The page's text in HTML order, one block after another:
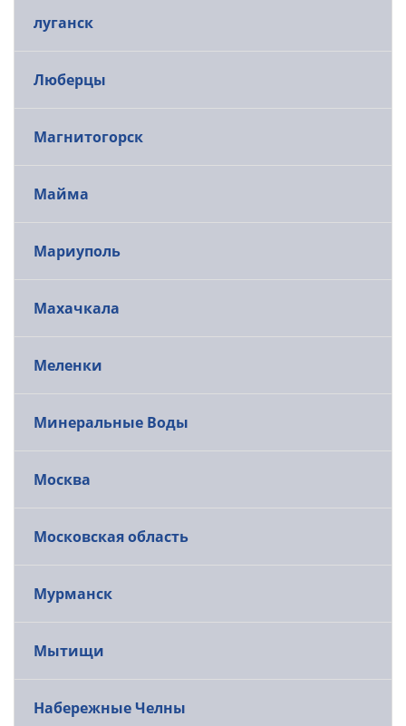
луганск
Люберцы
Магнитогорск
Майма
Мариуполь
Махачкала
Меленки
Минеральные Воды
Москва
Московская область
Мурманск
Мытищи
Набережные Челны